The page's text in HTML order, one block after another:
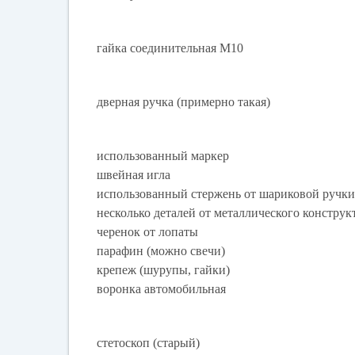
гайка соединительная М10
дверная ручка (примерно такая)
использованный маркер
швейная игла
использованный стержень от шариковой ручки
несколько деталей от металлического
черенок от лопаты
парафин (можно свечи)
крепеж (шурупы, гайки)
воронка автомобильная
стетоскоп (старый)